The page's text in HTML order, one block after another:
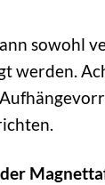
sowohl
werden.